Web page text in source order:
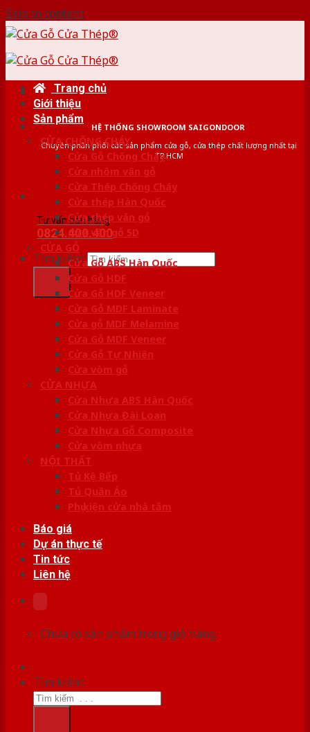
Skip to content
HỆ THỐNG SHOWROOM SAIGONDOOR
Chuyên phân phối các sản phẩm cửa gỗ, cửa thép chất lượng nhất tại
TP.HCM
Tư vấn bán hàng
0824.400.400
Tìm kiếm:
Trang chủ
Giới thiệu
Sản phẩm
CỬA CHỐNG CHÁY
Cửa Gỗ Chống Cháy
Cửa nhôm vân gỗ
Cửa Thép Chống Cháy
Cửa thép Hàn Quốc
Cửa thép vân gỗ
Cửa vân gỗ 5D
CỬA GỖ
Cửa Gỗ ABS Hàn Quốc
Cửa Gỗ HDF
Cửa Gỗ HDF Veneer
Cửa Gỗ MDF Laminate
Cửa gỗ MDF Melamine
Cửa Gỗ MDF Veneer
Cửa Gỗ Tự Nhiên
Cửa vòm gỗ
CỬA NHỰA
Cửa Nhựa ABS Hàn Quốc
Cửa Nhựa Đài Loan
Cửa Nhựa Gỗ Composite
Cửa vòm nhựa
NỘI THẤT
Tủ Kệ Bếp
Tủ Quần Áo
Phụ kiện cửa nhà tắm
Báo giá
Dự án thực tế
Tin tức
Liên hệ
Chưa có sản phẩm trong giỏ hàng.
Tìm kiếm: